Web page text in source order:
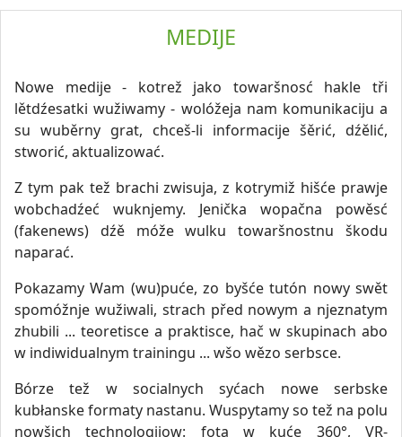
MEDIJE
Nowe medije - kotrež jako towaršnosć hakle tři
lětdźesatki wužiwamy - wolóžeja nam komunikaciju a
su wuběrny grat, chceš-li informacije šěrić, dźělić,
stworić, aktualizować.
Z tym pak tež brachi zwisuja, z kotrymiž hišće prawje
wobchadźeć wuknjemy. Jenička wopačna powěsć
(fakenews) dźě móže wulku towaršnostnu škodu
naparać.
Pokazamy Wam (wu)puće, zo byšće tutón nowy swět
spomóžnje wužiwali, strach před nowym a njeznatym
zhubili ... teoretisce a praktisce, hač w skupinach abo
w indiwidualnym trainingu ... wšo wězo serbsce.
Bórze tež w socialnych syćach nowe serbske
kubłanske formaty nastanu. Wuspytamy so tež na polu
nowšich technologijow: fota w kuće 360°, VR-